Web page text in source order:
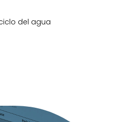
ciclo del agua